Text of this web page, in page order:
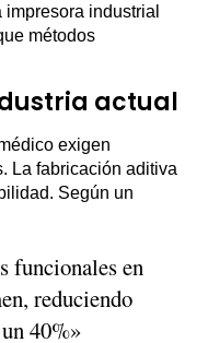
industrial
métodos
actual
exigen
La fabricación aditiva
Según un
funcionales en
reduciendo
40%»